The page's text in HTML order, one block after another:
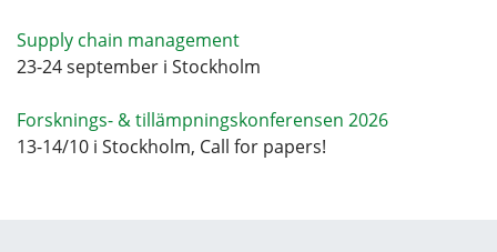
Supply chain management
23-24 september i Stockholm
Forsknings- & tillämpningskonferensen 2026
13-14/10 i Stockholm, Call for papers!